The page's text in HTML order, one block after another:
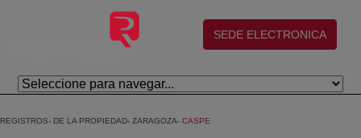
Salta al contingut principal
(abre en nueva ventana)
SEDE ELECTRONICA
REGISTROS DE LA PROPIEDAD ZARAGOZA CASPE